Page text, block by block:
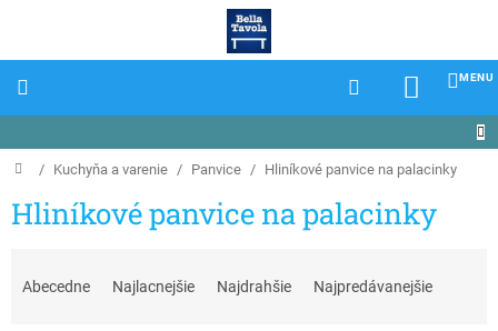
Domov
/ Kuchyňa a varenie / Panvice / Hliníkové panvice na palacinky
Hliníkové panvice na palacinky
Abecedne Najlacnejšie Najdrahšie Najpredávanejšie